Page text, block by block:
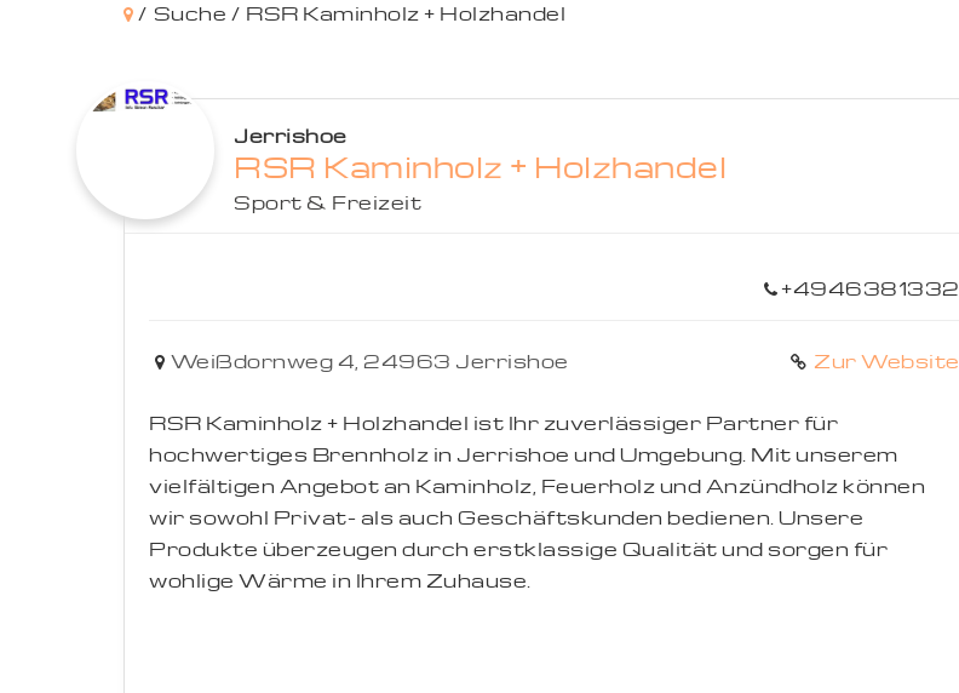
/ Suche / RSR Kaminholz + Holzhandel
Jerrishoe
RSR Kaminholz + Holzhandel
Sport & Freizeit
+4946381332
Weißdornweg 4, 24963 Jerrishoe Zur Website
RSR Kaminholz + Holzhandel ist Ihr zuverlässiger Partner für
hochwertiges Brennholz in Jerrishoe und Umgebung. Mit unserem
vielfältigen Angebot an Kaminholz, Feuerholz und Anzündholz können
wir sowohl Privat- als auch Geschäftskunden bedienen. Unsere
Produkte überzeugen durch erstklassige Qualität und sorgen für
wohlige Wärme in Ihrem Zuhause.